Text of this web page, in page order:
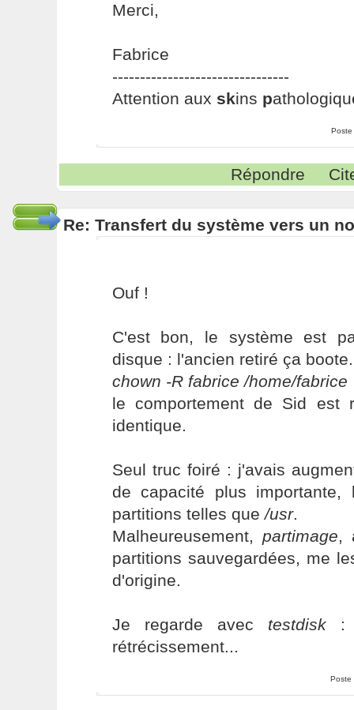
Merci,
Fabrice
--------------------------------
Attention aux skins p
Poste
Répondre
Re: Transfert du système vers un
Ouf !
C'est bon, le système est
disque : l'ancien retiré ça
chown -R fabrice /home/fabrice
le comportement de Sid est
identique.
Seul truc foiré : j'avais
de capacité plus
partitions telles que/usr.
Malheureusement, partimage,
partitions sauvegardées, me
d'origine.
Je regarde avec testdisk:
rétrécissement...
Poste